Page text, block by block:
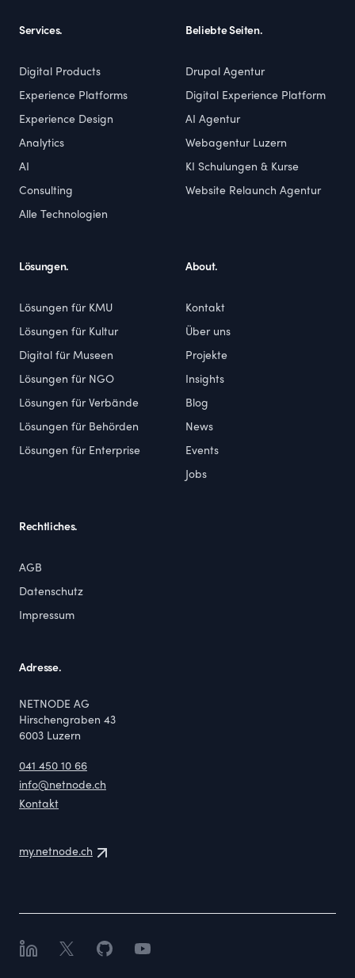
Services.
Digital Products
Experience Platforms
Experience Design
Analytics
AI
Consulting
Alle Technologien
Beliebte Seiten.
Drupal Agentur
Digital Experience Platform
AI Agentur
Webagentur Luzern
KI Schulungen & Kurse
Website Relaunch Agentur
Lösungen.
Lösungen für KMU
Lösungen für Kultur
Digital für Museen
Lösungen für NGO
Lösungen für Verbände
Lösungen für Behörden
Lösungen für Enterprise
About.
Kontakt
Über uns
Projekte
Insights
Blog
News
Events
Jobs
Rechtliches.
AGB
Datenschutz
Impressum
Adresse.
NETNODE AG
Hirschengraben 43
6003 Luzern
041 450 10 66
info@netnode.ch
Kontakt
my.netnode.ch
LinkedIn
X GitHubYouTube